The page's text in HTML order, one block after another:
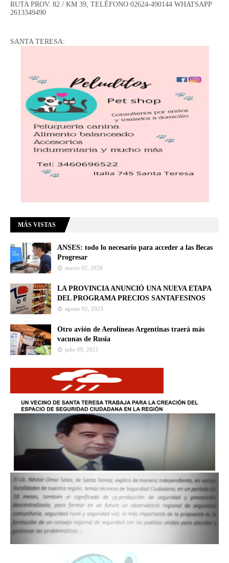
RUTA PROV. 82 / KM 39, TELÉFONO 02624-490144 WHATSAPP
2613349490
SANTA TERESA:
MÁS VISTAS
ANSES: todo lo necesario para acceder a las Becas
Progresar
marzo 02, 2026
LA PROVINCIA ANUNCIÓ UNA NUEVA ETAPA
DEL PROGRAMA PRECIOS SANTAFESINOS
agosto 02, 2023
Otro avión de Aerolíneas Argentinas traerá más
vacunas de Rusia
julio 09, 2021